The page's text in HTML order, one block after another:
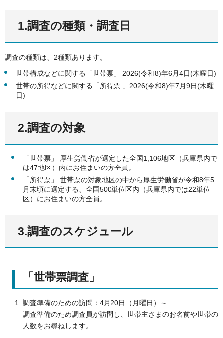
1.調査の種類・調査日
調査の種類は、2種類あります。
世帯構成などに関する「世帯票」 2026(令和8)年6月4日(木曜日)
世帯の所得などに関する「所得票 」2026(令和8)年7月9日(木曜
日)
2.調査の対象
「世帯票」 厚生労働省が選定した全国1,106地区（兵庫県内で
は47地区）内にお住まいの方全員。
「所得票」 世帯票の対象地区の中から厚生労働省が令和8年5
月末頃に選定する、全国500単位区内（兵庫県内では22単位
区）にお住まいの方全員。
3.調査のスケジュール
「世帯票調査」
調査準備のための訪問：4月20日（月曜日）～
調査準備のため調査員が訪問し、世帯主さまのお名前や世帯の
人数をお尋ねします。